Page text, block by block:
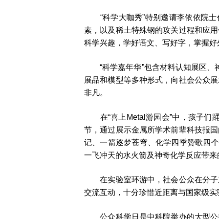
“科学大咖秀”特别邀请李依依院
素，以及稀土特殊钢的攻关过程和应
科学兴趣，学好语文、写好字，掌握
“科学嘉年华”包含材料认知展区
展品和模型等多种形式，向社会公众
非凡。
在“喜上 Metal 游园会”中，孩子们
节，通过展示金属所学术前辈科技报
记、一箭逐梦苍穹、化学四季赞歌四
一飞冲天的水火箭及神奇化学反应带
在实验室环游中，社会公众在分
交流互动，十分珍惜近距离与国家级
公众科学日是中科院举办的大型